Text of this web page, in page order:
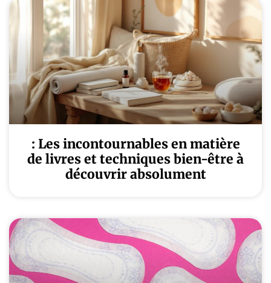
: Les incontournables en matière
de livres et techniques bien-être à
découvrir absolument